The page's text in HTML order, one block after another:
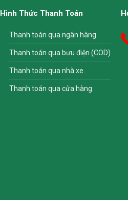
Hình Thức Thanh Toán
Thanh toán qua ngân hàng
Thanh toán qua bưu điện (COD)
Thanh toán qua nhà xe
Thanh toán qua cửa hàng